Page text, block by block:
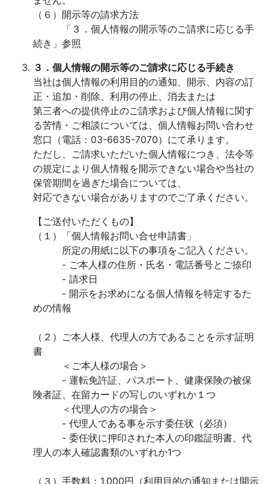
（６）開示等の請求方法
「３．個人情報の開示等のご請求に応じる手
続き」参照
３．個人情報の開示等のご請求に応じる手続き
当社は個人情報の利用目的の通知、開示、内容の訂
正・追加・削除、利用の停止、消去または
第三者への提供停止のご請求および個人情報に関す
る苦情・ご相談については、個人情報お問い合わせ
窓口（電話：03-6635-7070）にて承ります。
ただし、ご請求いただいた個人情報につき、法令等
の規定により個人情報を開示できない場合や当社の
保管期間を過ぎた場合については、
対応できない場合がありますのでご了承ください。
【ご送付いただくもの】
（１）「個人情報お問い合せ申請書」
所定の用紙に以下の事項をご記入ください。
- ご本人様の住所・氏名・電話番号とご捺印
- 請求日
- 開示をお求めになる個人情報を特定するた
めの情報
（２）ご本人様、代理人の方であることを示す証明
書
＜ご本人様の場合＞
- 運転免許証、パスポート、健康保険の被保
険者証、在留カードの写しのいずれか１つ
＜代理人の方の場合＞
- 代理人である事を示す委任状（必須）
- 委任状に押印された本人の印鑑証明書、代
理人の本人確認書類のいずれか1つ
（３）手数料：1,000円（利用目的の通知または開示